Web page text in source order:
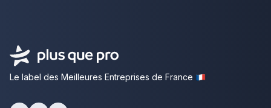
Le label des Meilleures Entreprises de France